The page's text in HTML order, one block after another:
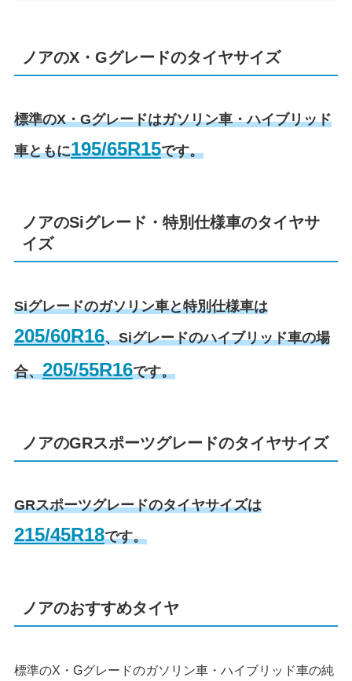
ノアのX・Gグレードのタイヤサイズ
標準のX・Gグレードはガソリン車・ハイブリッド
車ともに195/65R15です。
ノアのSiグレード・特別仕様車のタイヤサ
イズ
Siグレードのガソリン車と特別仕様車は
205/60R16、Siグレードのハイブリッド車の場
合、205/55R16です。
ノアのGRスポーツグレードのタイヤサイズ
GRスポーツグレードのタイヤサイズは
215/45R18です。
ノアのおすすめタイヤ
標準のX・Gグレードのガソリン車・ハイブリッド車の純